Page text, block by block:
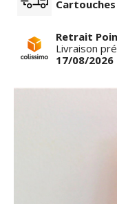
Retrait
Livraison
17/08/2026